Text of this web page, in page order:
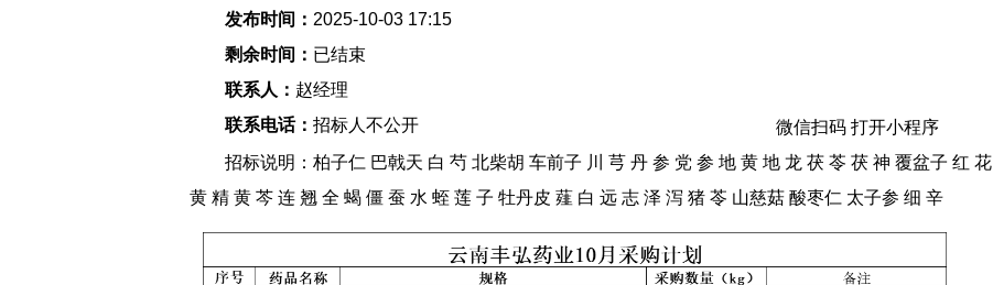
发布时间： 2025-10-03 17:15
剩余时间： 已结束
联系人： 赵经理
联系电话： 招标人不公开
微信扫码 打开小程序
招标说明：柏子仁 巴戟天 白 芍 北柴胡 车前子 川 芎 丹 参 党 参 地 黄 地 龙 茯 苓 茯 神 覆盆子 红 花
黄 精 黄 芩 连 翘 全 蝎 僵 蚕 水 蛭 莲 子 牡丹皮 薤 白 远 志 泽 泻 猪 苓 山慈菇 酸枣仁 太子参 细 辛